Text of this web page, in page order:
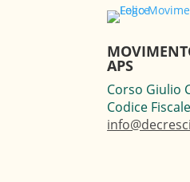
APS
Corso Giulio
Codice